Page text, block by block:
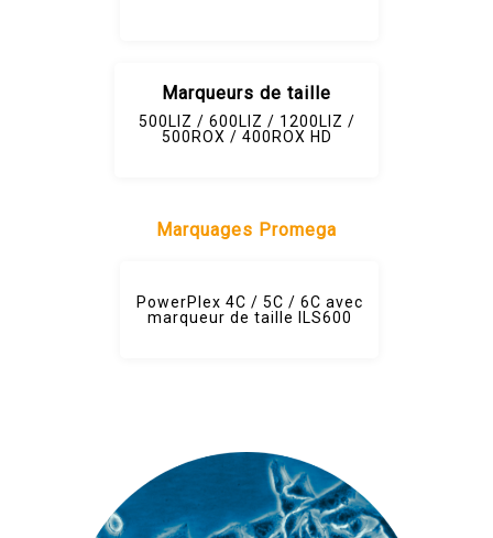
Marqueurs de taille
500LIZ / 600LIZ / 1200LIZ /
500ROX / 400ROX HD
Marquages Promega
PowerPlex 4C / 5C / 6C avec
marqueur de taille ILS600